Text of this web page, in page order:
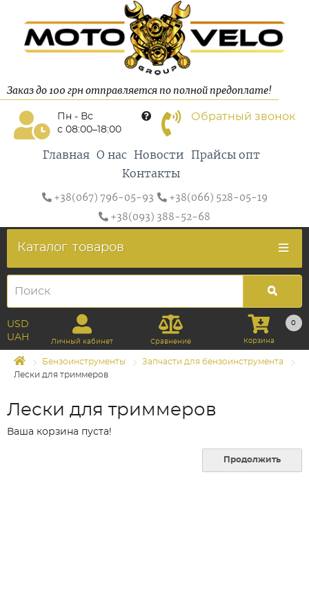
Заказ до 100 грн отправляется по полной предоплате!
Пн - Вс
с 08:00–18:00
Обратный звонок
Главная О нас Новости
Прайсы опт
Контакты
+38(067) 796-05-93
+38(066) 528-05-19
+38(093) 388-52-68
Каталог товаров
USD
UAH
Личный кабинет Сравнение
0
Корзина
Бензоинструменты
Запчасти для бензоинструмента
Лески для триммеров
Лески для триммеров
Ваша корзина пуста!
Продолжить